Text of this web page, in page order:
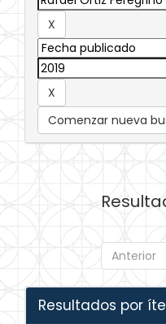
Comenzar nueva
Anterior
Resultados por